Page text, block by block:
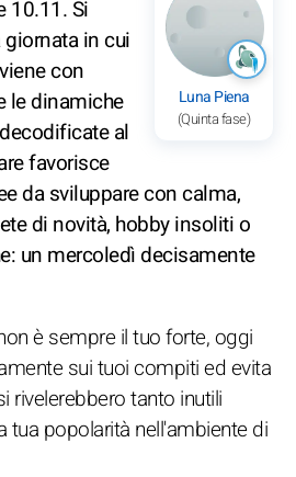
Luna Piena
(Quinta fase)
10.11. Si
in cui
con
le dinamiche
al
favorisce
da sviluppare con calma,
di novità, hobby insoliti o
un mercoledì decisamente
è sempre il tuo forte, oggi
sui tuoi compiti ed evita
rivelerebbero tanto inutili
tua popolarità nell'ambiente di